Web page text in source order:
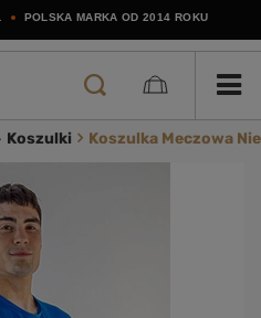
POLSKA MARKA OD 2014 ROKU
Koszulki Koszulka Meczowa